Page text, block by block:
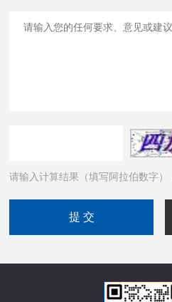
请输入计算结果（填写阿拉伯数字）